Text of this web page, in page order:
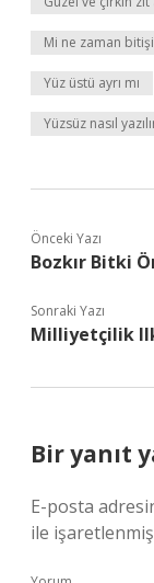
Mi ne zaman
Yüz üstü ayrı mı
Yüzsüz nasıl
Önceki Yazı
Bozkır Bitki
Sonraki Yazı
Milliyetçilik
Bir yanıt
E-posta
ile